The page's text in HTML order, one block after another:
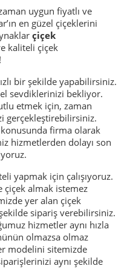
uygun fiyatlı ve
en güzel çiçeklerini
çiçek
kaliteli çiçek
bir şekilde yapabilirsiniz.
sevdiklerinizi bekliyor.
etmek için, zaman
gerçekleştirebilirsiniz.
konusunda firma olarak
hizmetlerden dolayı son
yapmak için çalışıyoruz.
almak istemez
yer alan çiçek
şekilde sipariş verebilirsiniz.
hizmetler aynı hızla
olmazsa olmaz
modelini sitemizde
aynı şekilde